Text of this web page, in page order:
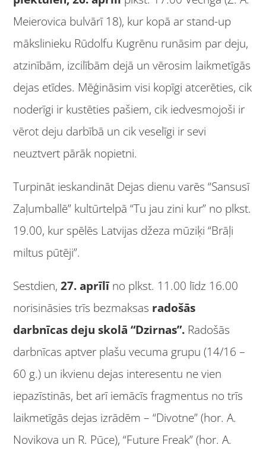
Meierovica bulvārī 18), kur kopā ar stand-up
mākslinieku Rūdolfu Kugrēnu runāsim par deju,
atzinībām, izcilībām dejā un vērosim laikmetīgās
dejas etīdes. Mēģināsim visi kopīgi atcerēties, cik
noderīgi ir kustēties pašiem, cik iedvesmojoši ir
vērot deju darbībā un cik veselīgi ir sevi
neuztvert pārāk nopietni.
Turpināt ieskandināt Dejas dienu varēs “Sansusī
Zaļumballē” kultūrtelpā “Tu jau zini kur” no plkst.
19.00, kur spēlēs Latvijas džeza mūziķi “Brāļi
miltus pūtēji”.
Sestdien,27. aprīlīno plkst. 11.00 līdz 16.00
norisināsies trīs bezmaksas radošās
darbnīcas deju skolā “Dzirnas”. Radošās
darbnīcas aptver plašu vecuma grupu (14/16 –
60 g.) un ikvienu dejas interesentu ne vien
iepazīstinās, bet arī iemācīs fragmentus no trīs
laikmetīgās dejas izrādēm – “Divotne” (hor. A.
Novikova un R. Pūce), “Future Freak” (hor. A.